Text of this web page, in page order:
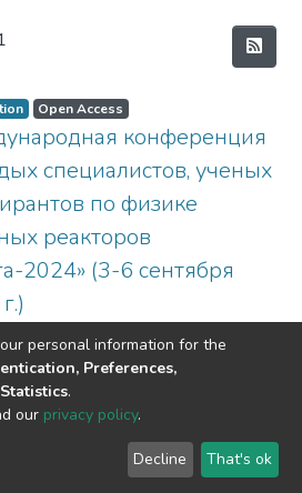
Open Access
конференция
специалистов, ученых
по физике
реакторов
2024» (3-6 сентября
2024
тезисов включает доклады
конференции
специалистов, ученых и
по физике ядерных
«Волга 2024», прошедшей 3–
personal information for the
Preferences,
.
our privacy policy.
Decline That's ok